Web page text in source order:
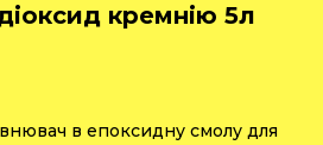
кремнію 5л
в епоксидну смолу для